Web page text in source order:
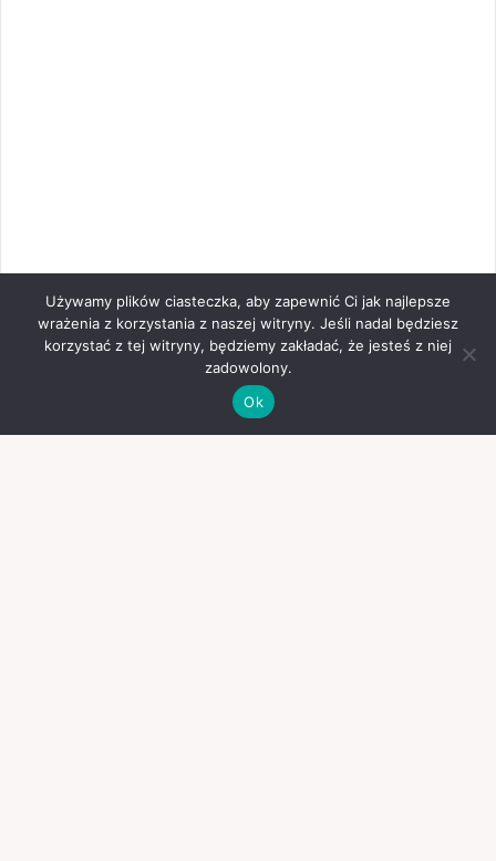
Używamy plików ciasteczka, aby zapewnić Ci jak najlepsze
wrażenia z korzystania z naszej witryny. Jeśli nadal będziesz
korzystać z tej witryny, będziemy zakładać, że jesteś z niej
zadowolony.
Ok